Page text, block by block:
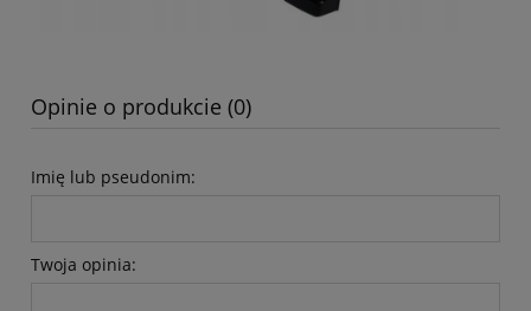
Opinie o produkcie (0)
Imię lub pseudonim:
Twoja opinia: